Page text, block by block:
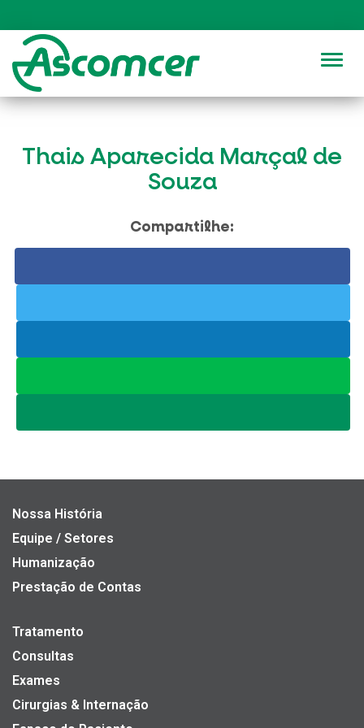
Thais Aparecida Marçal de
Souza
Compartilhe:
Nossa História
Equipe / Setores
Humanização
Prestação de Contas
Tratamento
Consultas
Exames
Cirurgias & Internação